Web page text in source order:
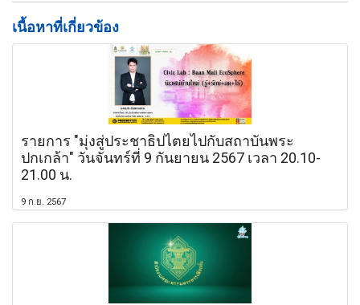
เนื้อหาที่เกี่ยวข้อง
รายการ "มุ่งสู่ประชาธิปไตยไปกับสถาบันพระ
ปกเกล้า" วันจันทร์ที่ 9 กันยายน 2567 เวลา 20.10-
21.00 น.
9 ก.ย. 2567